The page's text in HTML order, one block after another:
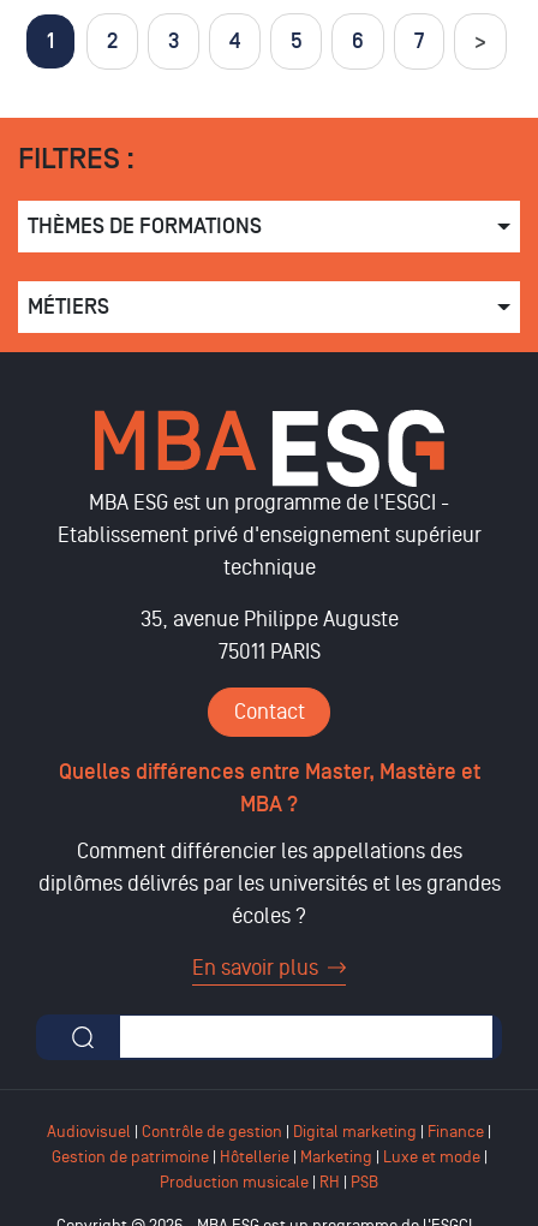
Pages
1 2 3 4 5 6 7 >
FILTRES :
THÈMES DE FORMATIONS
MÉTIERS
MBA ESG est un programme de l'ESGCI -
Etablissement privé d'enseignement supérieur
technique
35, avenue Philippe Auguste
75011 PARIS
Contact
Quelles différences entre Master, Mastère et
MBA ?
Comment différencier les appellations des
diplômes délivrés par les universités et les grandes
écoles ?
En savoir plus
Formulaire de recherche
Audiovisuel | Contrôle de gestion | Digital marketing | Finance |
Gestion de patrimoine| Hôtellerie| Marketing | Luxe et mode|
Production musicale | RH | PSB